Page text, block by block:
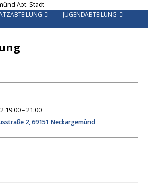
JUGENDABTEILUNG
19:00–21:00
2, 69151 Neckargemünd